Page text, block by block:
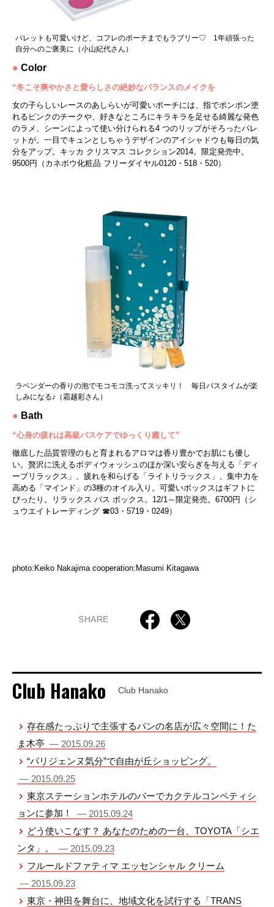
パレットも可愛いけど、コフレのポーチまでもラブリー♡ 1年頑張った
自分へのご褒美に（小山紀代さん）
● Color
“冬こそ爽やかさと愛らしさの絶妙なバランスのメイクを
女の子らしいレースのあしらいが可愛いポーチには、指でポンポン塗
れるピンクのチークや、好きなところにキラキラを足せる綺麗な発色
のラメ、シーンによって使い分けられる4 つのリップがそろったパレ
ットが。一目でキュンとしちゃうデザインのアイシャドウも毎日の気
分をアップ。キッカ クリスマス コレクション2014。限定発売中。
9500円（カネボウ化粧品 フリーダイヤル0120・518・520）
ラベンダーの香りの泡でモコモコ洗ってスッキリ！ 毎日バスタイムが楽
しみになる♪（霜越彩さん）
● Bath
“心身の疲れは高級バスケアでゆっくり癒して”
徹底した品質管理のもと育まれるアロマは香り豊かでお肌にも優し
い。贅沢に洗えるボディウォッシュのほか深い安らぎを与える「ディ
ープリラックス」、疲れを和らげる「ライトリラックス」、集中力を
高める「マインド」の3種のオイル入り。可愛いボックスはギフトに
ぴったり。リラックス バス ボックス。12/1～限定発売。6700円（シ
ュウエイトレーディング ☎03・5719・0249）
photo:Keiko Nakajima cooperation:Masumi Kitagawa
SHARE
Club Hanako Club Hanako
存在感たっぷりで主張するパンの名店が広々空間に！た
ま木亭 — 2015.09.26
“パリジェンヌ気分”で自由が丘ショッピング。
— 2015.09.25
東京ステーションホテルのバーでカクテルコンペティシ
ョンに参加！
— 2015.09.24
どう使いこなす？ あなたのための一台、TOYOTA「シエ
ンタ」。
— 2015.09.23
フルールドファティマ エッセンシャル クリーム
— 2015.09.23
東京・神田を舞台に、地域文化を試行する「TRANS